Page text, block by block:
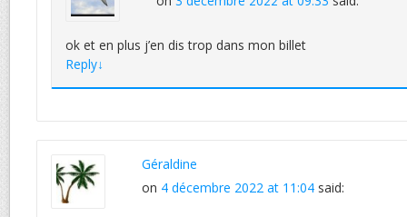
ok et en plus j’en dis trop dans mon billet
Reply↓
Géraldine
on 4 décembre 2022 at 11:04 said: